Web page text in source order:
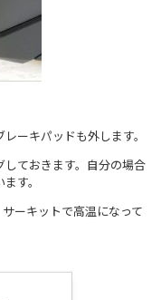
ーキパッドも外します。
ておきます。自分の場合
す。
ーキットで高温になって